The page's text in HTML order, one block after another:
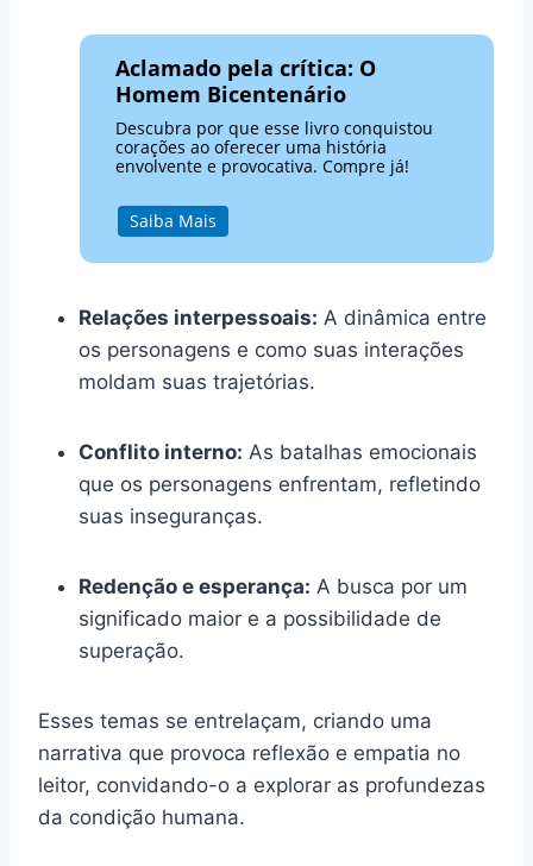
Aclamado pela crítica: O
Homem Bicentenário
Descubra por que esse livro conquistou
corações ao oferecer uma história
envolvente e provocativa. Compre já!
Saiba Mais
Relações interpessoais: A dinâmica entre
os personagens e como suas interações
moldam suas trajetórias.
Conflito interno: As batalhas emocionais
que os personagens enfrentam, refletindo
suas inseguranças.
Redenção e esperança: A busca por um
significado maior e a possibilidade de
superação.
Esses temas se entrelaçam, criando uma
narrativa que provoca reflexão e empatia no
leitor, convidando-o a explorar as profundezas
da condição humana.